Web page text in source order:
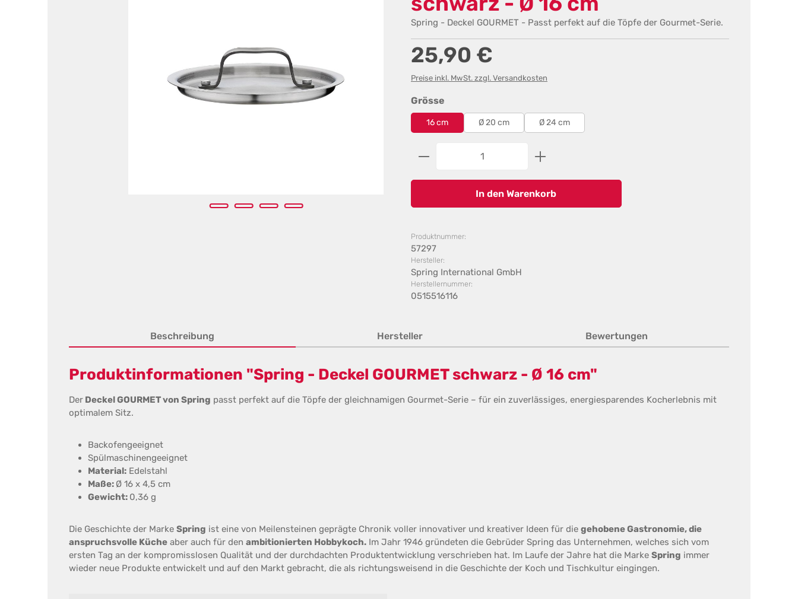
Spring - Deckel GOURMET - Passt perfekt auf die Töpfe der Gourmet-Serie.
Regulärer Preis:
25,90 €
Preise inkl. MwSt. zzgl. Versandkosten
Grösse
16 cm Ø 20 cm Ø 24 cm
Produkt Anzahl: Gib den gewünschten Wert ein oder
In den Warenkorb
Produktnummer:
57297
Hersteller:
Spring International GmbH
Herstellernummer:
0515516116
Beschreibung Hersteller Bewertungen
Produktinformationen "Spring - Deckel GOURMET schwarz - Ø 16 cm"
Der Deckel GOURMET von Spring passt perfekt auf die Töpfe der gleichnamigen Gourmet-Serie – für ein zuverlässiges, energiesparendes Kocherlebnis mit
optimalem Sitz.
Backofengeeignet
Spülmaschinengeeignet
Material: Edelstahl
Maße: Ø 16 x 4,5 cm
Gewicht: 0,36 g
Die Geschichte der Marke Spring ist eine von Meilensteinen geprägte Chronik voller innovativer und kreativer Ideen für die gehobene Gastronomie, die
anspruchsvolle Küche aber auch für den ambitionierten Hobbykoch. Im Jahr 1946 gründeten die Gebrüder Spring das Unternehmen, welches sich vom
ersten Tag an der kompromisslosen Qualität und der durchdachten Produktentwicklung verschrieben hat. Im Laufe der Jahre hat die Marke Spring immer
wieder neue Produkte entwickelt und auf den Markt gebracht, die als richtungsweisend in die Geschichte der Koch und Tischkultur eingingen.